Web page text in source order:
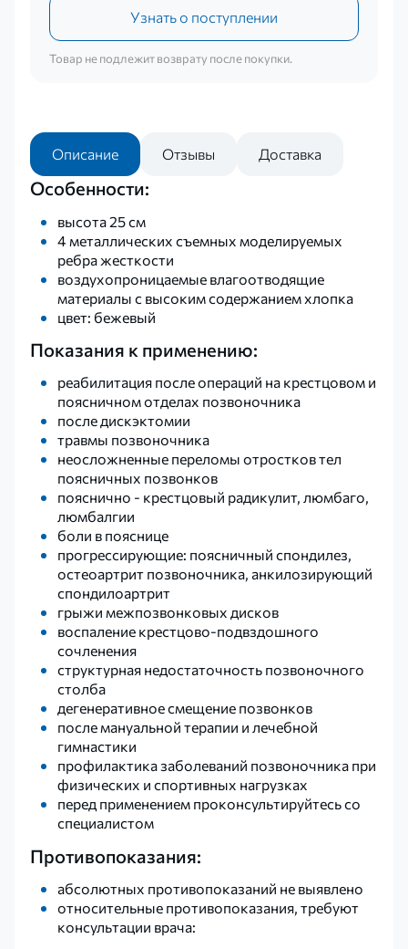
Узнать о поступлении
Товар не подлежит возврату после покупки.
Описание Отзывы Доставка
Особенности:
высота 25 см
4 металлических съемных моделируемых
ребра жесткости
воздухопроницаемые влагоотводящие
материалы с высоким содержанием хлопка
цвет: бежевый
Показания к применению:
реабилитация после операций на крестцовом и
поясничном отделах позвоночника
после дискэктомии
травмы позвоночника
неосложненные переломы отростков тел
поясничных позвонков
пояснично - крестцовый радикулит, люмбаго,
люмбалгии
боли в пояснице
прогрессирующие: поясничный спондилез,
остеоартрит позвоночника, анкилозирующий
спондилоартрит
грыжи межпозвонковых дисков
воспаление крестцово-подвздошного
сочленения
структурная недостаточность позвоночного
столба
дегенеративное смещение позвонков
после мануальной терапии и лечебной
гимнастики
профилактика заболеваний позвоночника при
физических и спортивных нагрузках
перед применением проконсультируйтесь со
специалистом
Противопоказания:
абсолютных противопоказаний не выявлено
относительные противопоказания, требуют
консультации врача: